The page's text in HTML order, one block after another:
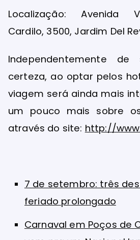
Localização: Avenida
Cardilo, 3500, Jardim Del
Independentemente
certeza, ao optar pelos
viagem será ainda mais
um pouco mais sobre
através do site: http://
7 de setembro: três
feriado prolongado
Carnaval em Poços de